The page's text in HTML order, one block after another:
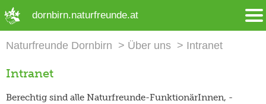
dornbirn.naturfreunde.at
Naturfreunde Dornbirn Über uns Intranet
Intranet
Berechtig sind alle Naturfreunde-FunktionärInnen, -